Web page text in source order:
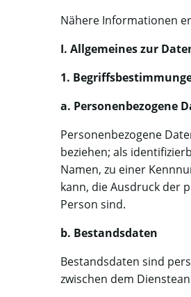
Nähere Informationen
I. Allgemeines zur
1.
a. Personenbezogene
Personenbezogene
beziehen; als
Namen, zu einer
kann, die Ausdruck der
Person sind.
b. Bestandsdaten
Bestandsdaten sind
zwischen dem